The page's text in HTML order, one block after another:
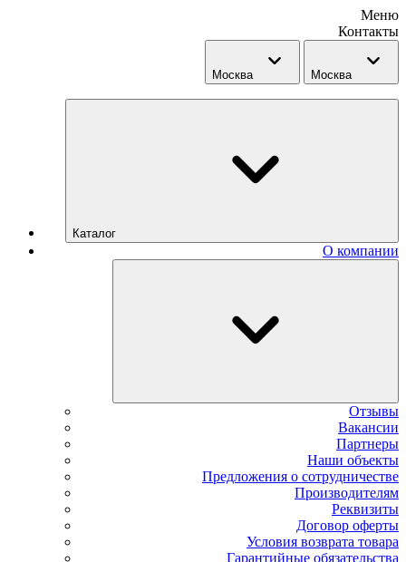
Меню
Контакты
Москва Москва
Каталог
О компании
Отзывы
Вакансии
Партнеры
Наши объекты
Предложения о сотрудничестве
Производителям
Реквизиты
Договор оферты
Условия возврата товара
Гарантийные обязательства